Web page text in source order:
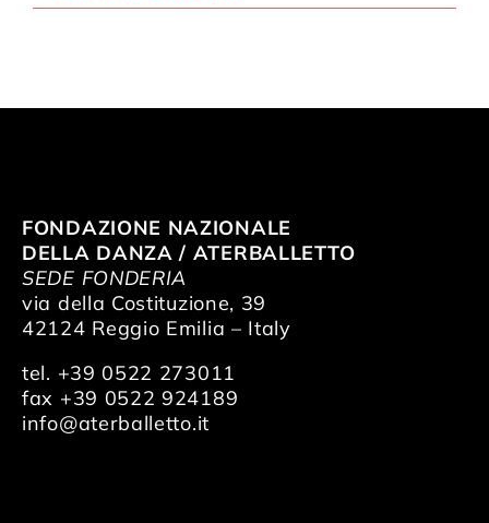
FONDAZIONE NAZIONALE
DELLA DANZA / ATERBALLETTO
SEDE FONDERIA
via della Costituzione, 39
42124 Reggio Emilia – Italy
tel. +39 0522 273011
fax +39 0522 924189
info@aterballetto.it